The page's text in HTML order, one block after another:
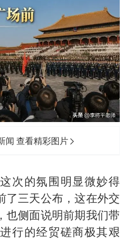
闻 查看精彩图片
次的氛围明显微妙得
了三天公布，这在外交
也侧面说明前期我们带
行的经贸磋商极其艰